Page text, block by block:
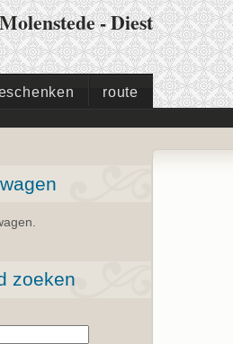
- Diest
route
zoeken